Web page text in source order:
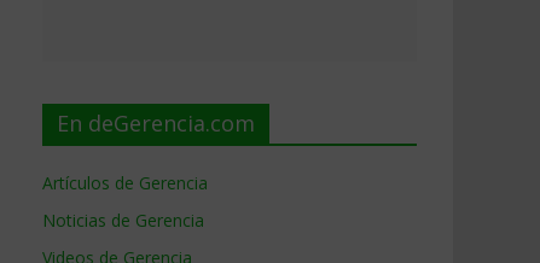
En deGerencia.com
Artículos de Gerencia
Noticias de Gerencia
Videos de Gerencia